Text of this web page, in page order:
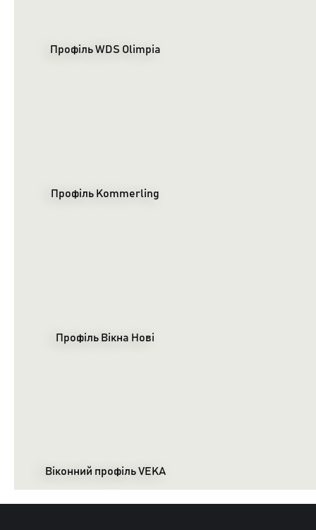
Профіль WDS Olimpia
Профіль Kommerling
Профіль Вікна Нові
Віконний профіль VEKA